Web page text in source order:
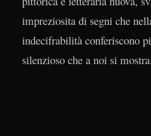
impreziosita di segni che
indecifrabilità conferiscono
silenzioso che a noi si